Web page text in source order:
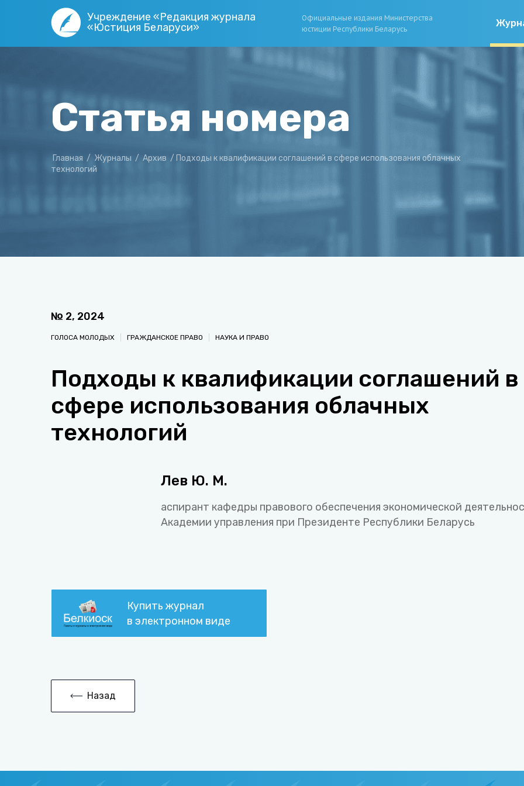
Учреждение «Редакция журнала
«Юстиция Беларуси»
Официальные издания Министерства
юстиции Республики Беларусь
Статья номера
Главная / Журналы / Архив / Подходы к квалификации соглашений в сфере использования облачных
технологий
№ 2, 2024
ГОЛОСА МОЛОДЫХ ГРАЖДАНСКОЕ ПРАВО НАУКА И ПРАВО
Подходы к квалификации соглашений в
сфере использования облачных
технологий
Лев Ю. М.
аспирант кафедры правового обеспечения экономической
Академии управления при Президенте Республики Беларусь
Купить журнал
в электронном виде
Назад